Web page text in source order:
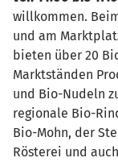
willkommen.
und am
bieten über 20
Marktständen
und Bio-Nudeln
regionale Bio-
Bio-Mohn, der
Rösterei und